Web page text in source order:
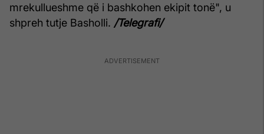
mrekullueshme që i bashkohen ekipit tonë", u
shpreh tutje Basholli. /Telegrafi/